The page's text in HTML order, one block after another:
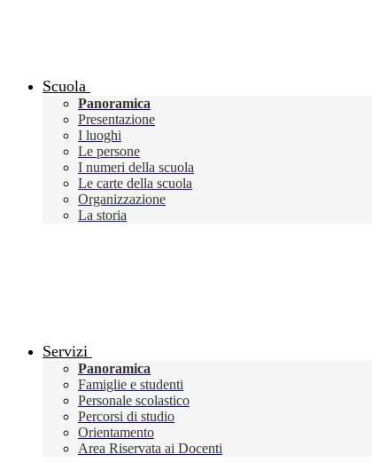
Scuola
Panoramica
Presentazione
I luoghi
Le persone
I numeri della scuola
Le carte della scuola
Organizzazione
La storia
Servizi
Panoramica
Famiglie e studenti
Personale scolastico
Percorsi di studio
Orientamento
Area Riservata ai Docenti